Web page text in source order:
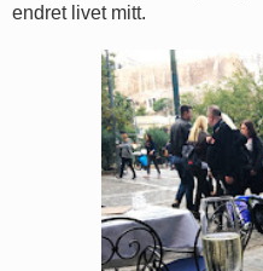
endret livet mitt.